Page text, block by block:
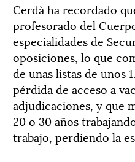
Cerdà ha recordado
profesorado del
especialidades de
oposiciones, lo que
de unas listas de unos
pérdida de acceso a
adjudicaciones, y que
20 o 30 años
trabajo, perdiendo la